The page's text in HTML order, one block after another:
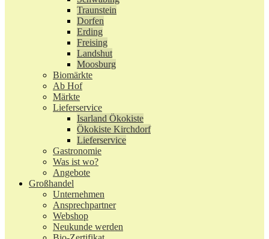
Traunstein
Dorfen
Erding
Freising
Landshut
Moosburg
Biomärkte
Ab Hof
Märkte
Lieferservice
Isarland Ökokiste
Ökokiste Kirchdorf
Lieferservice
Gastronomie
Was ist wo?
Angebote
Großhandel
Unternehmen
Ansprechpartner
Webshop
Neukunde werden